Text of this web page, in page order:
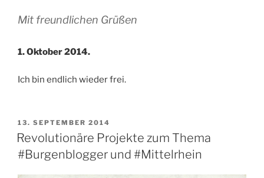
Mit freundlichen Grüßen
1. Oktober 2014.
Ich bin endlich wieder frei.
VERÖFFENTLICHT
AM
13. SEPTEMBER 2014
Revolutionäre Projekte zum Thema
#Burgenblogger und #Mittelrhein